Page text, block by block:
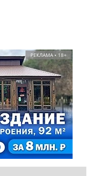
РЕКЛАМА • 18+